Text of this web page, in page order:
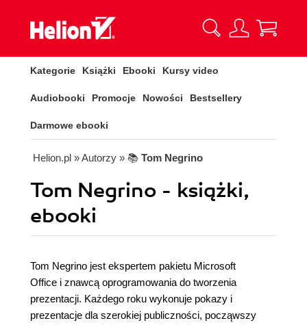
Kategorie Książki Ebooki Kursy video
Audiobooki Promocje Nowości Bestsellery
Darmowe ebooki
Helion.pl » Autorzy » 📚 Tom Negrino
Tom Negrino - książki,
ebooki
Tom Negrino jest ekspertem pakietu Microsoft
Office i znawcą oprogramowania do tworzenia
prezentacji. Każdego roku wykonuje pokazy i
prezentacje dla szerokiej publiczności, począwszy